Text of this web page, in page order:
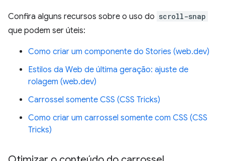
Confira alguns recursos sobre o uso do scroll-snap
que podem ser úteis:
Como criar um componente do Stories (web.dev)
Estilos da Web de última geração: ajuste de
rolagem (web.dev)
Carrossel somente CSS (CSS Tricks)
Como criar um carrossel somente com CSS (CSS
Tricks)